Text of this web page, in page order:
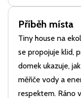
Příběh místa
Tiny house na
se propojuje klid,
domek ukazuje,
měřiče vody a
respektem. Ráno